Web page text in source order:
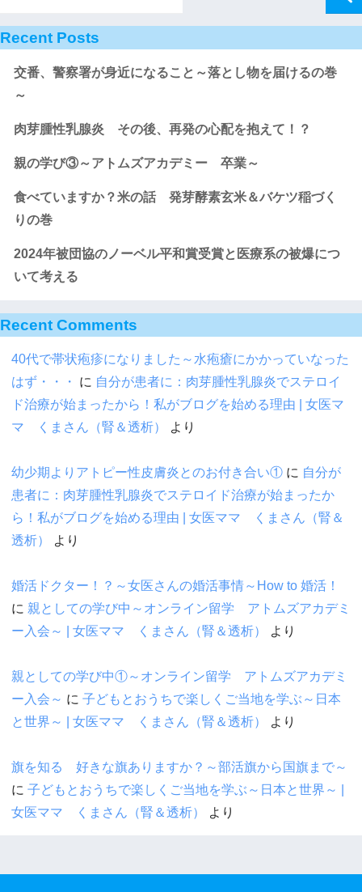
Recent Posts
交番、警察署が身近になること～落とし物を届けるの巻
～
肉芽腫性乳腺炎 その後、再発の心配を抱えて！？
親の学び③～アトムズアカデミー 卒業～
食べていますか？米の話 発芽酵素玄米＆バケツ稲づく
りの巻
2024年被団協のノーベル平和賞受賞と医療系の被爆につ
いて考える
Recent Comments
40代で帯状疱疹になりました～水疱瘡にかかっていなった
はず・・・
に 自分が患者に：肉芽腫性乳腺炎でステロイ
ド治療が始まったから！私がブログを始める理由 | 女医マ
マ くまさん（腎＆透析）
より
幼少期よりアトピー性皮膚炎とのお付き合い① に 自分が
患者に：肉芽腫性乳腺炎でステロイド治療が始まったか
ら！私がブログを始める理由 | 女医ママ くまさん（腎＆
透析）
より
婚活ドクター！？～女医さんの婚活事情～How to 婚活！
に 親としての学び中～オンライン留学 アトムズアカデミ
ー入会～ | 女医ママ くまさん（腎＆透析）
より
親としての学び中①～オンライン留学 アトムズアカデミ
ー入会～ に 子どもとおうちで楽しくご当地を学ぶ～日本
と世界～ | 女医ママ くまさん（腎＆透析）
より
旗を知る 好きな旗ありますか？～部活旗から国旗まで～
に 子どもとおうちで楽しくご当地を学ぶ～日本と世界～ |
女医ママ くまさん（腎＆透析）
より